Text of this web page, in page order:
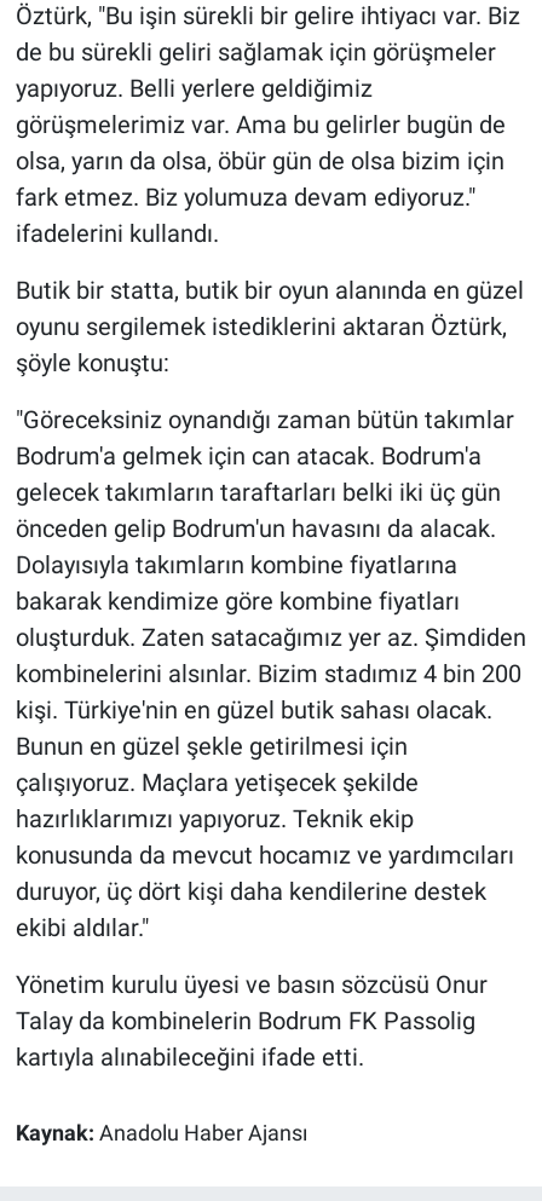
Öztürk, "Bu işin sürekli bir gelire ihtiyacı var. Biz
de bu sürekli geliri sağlamak için görüşmeler
yapıyoruz. Belli yerlere geldiğimiz
görüşmelerimiz var. Ama bu gelirler bugün de
olsa, yarın da olsa, öbür gün de olsa bizim için
fark etmez. Biz yolumuza devam ediyoruz."
ifadelerini kullandı.
Butik bir statta, butik bir oyun alanında en güzel
oyunu sergilemek istediklerini aktaran Öztürk,
şöyle konuştu:
"Göreceksiniz oynandığı zaman bütün takımlar
Bodrum'a gelmek için can atacak. Bodrum'a
gelecek takımların taraftarları belki iki üç gün
önceden gelip Bodrum'un havasını da alacak.
Dolayısıyla takımların kombine fiyatlarına
bakarak kendimize göre kombine fiyatları
oluşturduk. Zaten satacağımız yer az. Şimdiden
kombinelerini alsınlar. Bizim stadımız 4 bin 200
kişi. Türkiye'nin en güzel butik sahası olacak.
Bunun en güzel şekle getirilmesi için
çalışıyoruz. Maçlara yetişecek şekilde
hazırlıklarımızı yapıyoruz. Teknik ekip
konusunda da mevcut hocamız ve yardımcıları
duruyor, üç dört kişi daha kendilerine destek
ekibi aldılar."
Yönetim kurulu üyesi ve basın sözcüsü Onur
Talay da kombinelerin Bodrum FK Passolig
kartıyla alınabileceğini ifade etti.
Kaynak: Anadolu Haber Ajansı